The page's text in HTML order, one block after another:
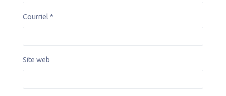
Courriel *
Site web